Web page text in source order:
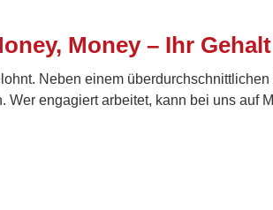
Money – Ihr
Neben einem
engagiert arbeitet, kann bei uns auf